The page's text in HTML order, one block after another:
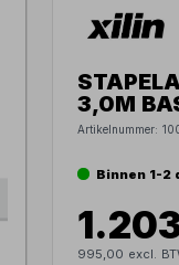
3,0M
Artikelnummer:
Binnen 1-2
995,00 excl.